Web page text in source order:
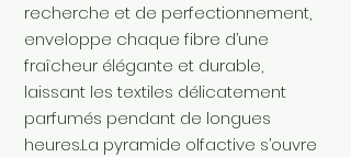
recherche et de perfectionnement,
enveloppe chaque fibre d’une
fraîcheur élégante et durable,
laissant les textiles délicatement
parfumés pendant de longues
heures.La pyramide olfactive s’ouvre